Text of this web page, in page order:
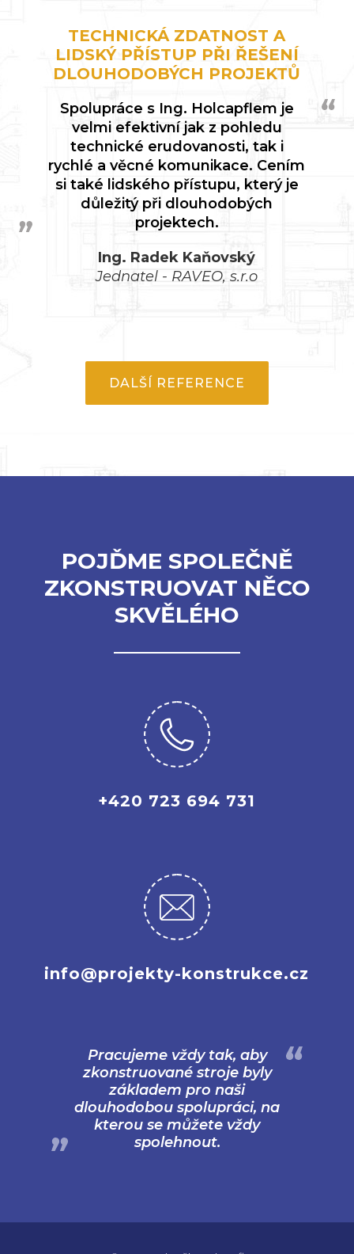
TECHNICKÁ ZDATNOST A
LIDSKÝ PŘÍSTUP PŘI ŘEŠENÍ
DLOUHODOBÝCH PROJEKTŮ
Spolupráce s Ing. Holcapflem je
velmi efektivní jak z pohledu
technické erudovanosti, tak i
rychlé a věcné komunikace. Cením
si také lidského přístupu, který je
důležitý při dlouhodobých
projektech.
Ing. Radek Kaňovský
Jednatel - RAVEO, s.r.o
DALŠÍ REFERENCE
POJĎME SPOLEČNĚ
ZKONSTRUOVAT NĚCO
SKVĚLÉHO
+420 723 694 731
info@projekty-konstrukce.cz
Pracujeme vždy tak, aby
zkonstruované stroje byly
základem pro naši
dlouhodobou spolupráci, na
kterou se můžete vždy
spolehnout.